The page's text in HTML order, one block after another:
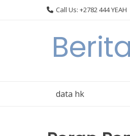
Call Us: +2782 444 YEAH
data hk